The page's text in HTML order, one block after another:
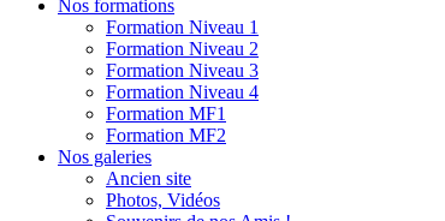
Nos formations
Formation Niveau 1
Formation Niveau 2
Formation Niveau 3
Formation Niveau 4
Formation MF1
Formation MF2
Nos galeries
Ancien site
Photos, Vidéos